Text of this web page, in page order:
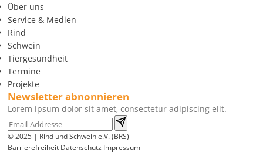
Über uns
Service & Medien
Rind
Schwein
Tiergesundheit
Termine
Projekte
Newsletter abnonnieren
Lorem ipsum dolor sit amet, consectetur adipiscing elit.
© 2025 | Rind und Schwein e.V. (BRS)
Barrierefreiheit Datenschutz Impressum